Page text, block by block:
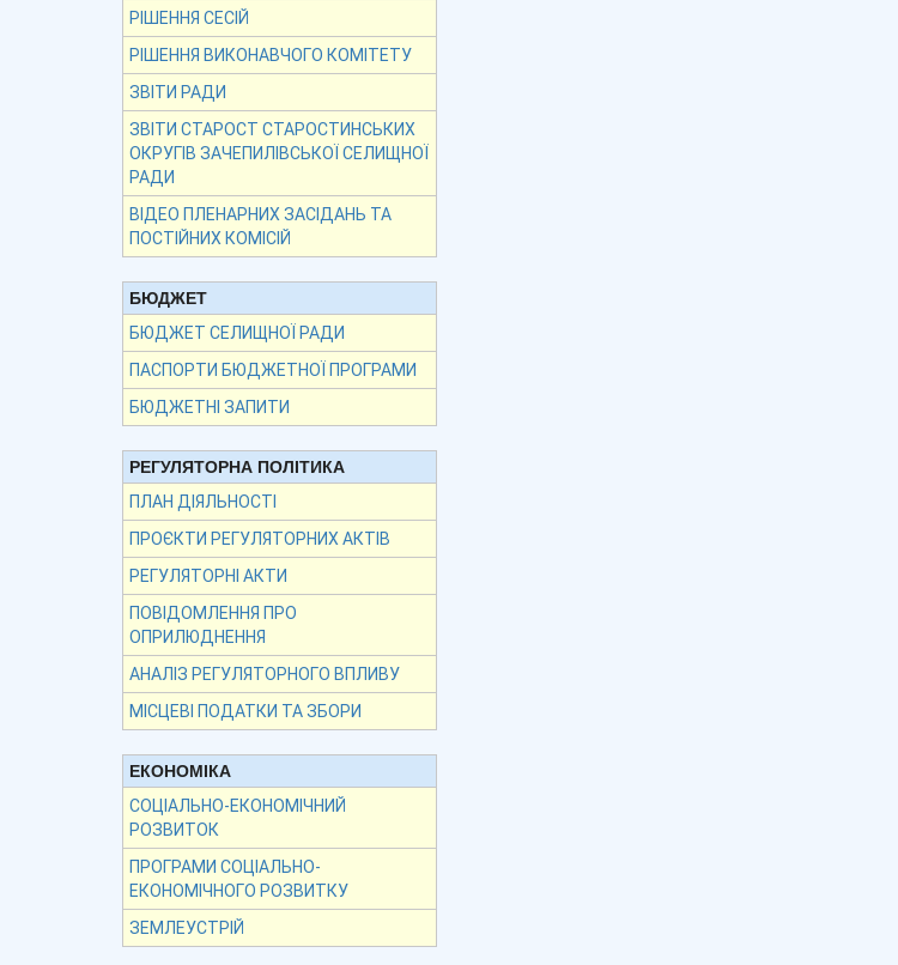
РІШЕННЯ СЕСІЙ
РІШЕННЯ ВИКОНАВЧОГО КОМІТЕТУ
ЗВІТИ РАДИ
ЗВІТИ СТАРОСТ СТАРОСТИНСЬКИХ
ОКРУГІВ ЗАЧЕПИЛІВСЬКОЇ СЕЛИЩНОЇ
РАДИ
ВІДЕО ПЛЕНАРНИХ ЗАСІДАНЬ ТА
ПОСТІЙНИХ КОМІСІЙ
БЮДЖЕТ
БЮДЖЕТ СЕЛИЩНОЇ РАДИ
ПАСПОРТИ БЮДЖЕТНОЇ ПРОГРАМИ
БЮДЖЕТНІ ЗАПИТИ
РЕГУЛЯТОРНА ПОЛІТИКА
ПЛАН ДІЯЛЬНОСТІ
ПРОЄКТИ РЕГУЛЯТОРНИХ АКТІВ
РЕГУЛЯТОРНІ АКТИ
ПОВІДОМЛЕННЯ ПРО
ОПРИЛЮДНЕННЯ
АНАЛІЗ РЕГУЛЯТОРНОГО ВПЛИВУ
МІСЦЕВІ ПОДАТКИ ТА ЗБОРИ
ЕКОНОМІКА
СОЦІАЛЬНО-ЕКОНОМІЧНИЙ
РОЗВИТОК
ПРОГРАМИ СОЦІАЛЬНО-
ЕКОНОМІЧНОГО РОЗВИТКУ
ЗЕМЛЕУСТРІЙ